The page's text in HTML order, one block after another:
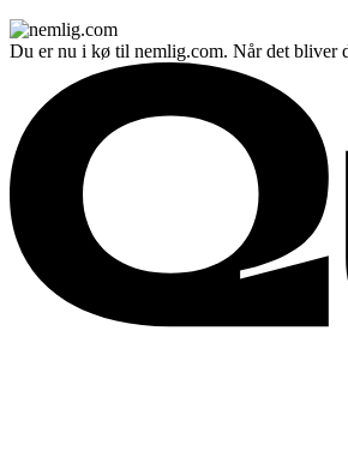
Du er nu i kø til nemlig.com. Når det bliver